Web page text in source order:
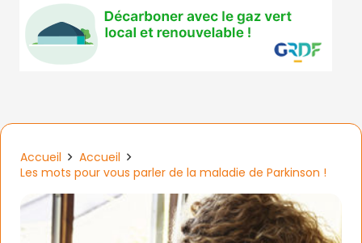
Accueil
Accueil
Les mots pour vous parler de la maladie de Parkinson !